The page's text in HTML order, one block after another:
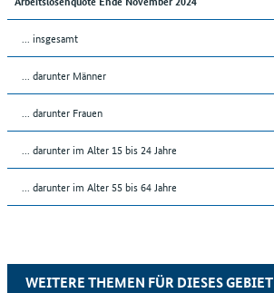
... insgesamt
... darunter Männer
... darunter Frauen
... darunter im Alter 15 bis 24 Jahre
... darunter im Alter 55 bis 64 Jahre
WEITERE THEMEN FÜR DIESES GEBIET